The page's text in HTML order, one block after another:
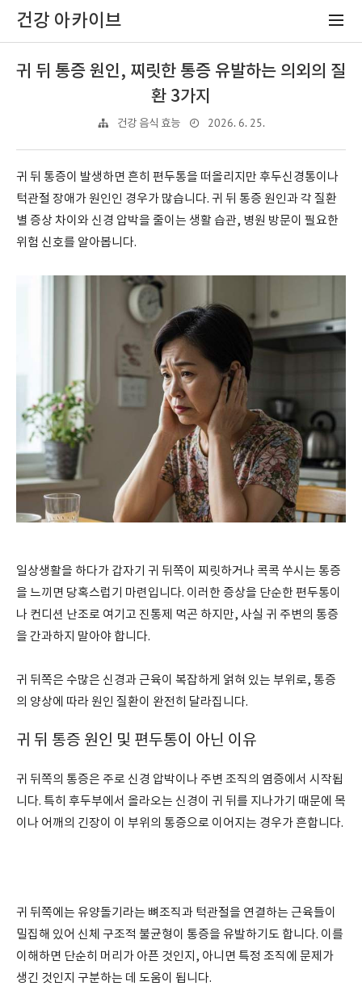
건강 아카이브
귀 뒤 통증 원인, 찌릿한 통증 유발하는 의외의 질
환 3가지
건강 음식 효능 2026. 6. 25.
귀 뒤 통증이 발생하면 흔히 편두통을 떠올리지만 후두신경통이나
턱관절 장애가 원인인 경우가 많습니다. 귀 뒤 통증 원인과 각 질환
별 증상 차이와 신경 압박을 줄이는 생활 습관, 병원 방문이 필요한
위험 신호를 알아봅니다.
일상생활을 하다가 갑자기 귀 뒤쪽이 찌릿하거나 콕콕 쑤시는 통증
을 느끼면 당혹스럽기 마련입니다. 이러한 증상을 단순한 편두통이
나 컨디션 난조로 여기고 진통제 먹곤 하지만, 사실 귀 주변의 통증
을 간과하지 말아야 합니다.
귀 뒤쪽은 수많은 신경과 근육이 복잡하게 얽혀 있는 부위로, 통증
의 양상에 따라 원인 질환이 완전히 달라집니다.
귀 뒤 통증 원인 및 편두통이 아닌 이유
귀 뒤쪽의 통증은 주로 신경 압박이나 주변 조직의 염증에서 시작됩
니다. 특히 후두부에서 올라오는 신경이 귀 뒤를 지나가기 때문에 목
이나 어깨의 긴장이 이 부위의 통증으로 이어지는 경우가 흔합니다.
귀 뒤쪽에는 유양돌기라는 뼈조직과 턱관절을 연결하는 근육들이
밀집해 있어 신체 구조적 불균형이 통증을 유발하기도 합니다. 이를
이해하면 단순히 머리가 아픈 것인지, 아니면 특정 조직에 문제가
생긴 것인지 구분하는 데 도움이 됩니다.